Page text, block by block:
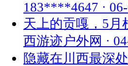
183****4647 ·
天上的贡嘎，5月
西游迹户外网 ·
隐藏在川西最深